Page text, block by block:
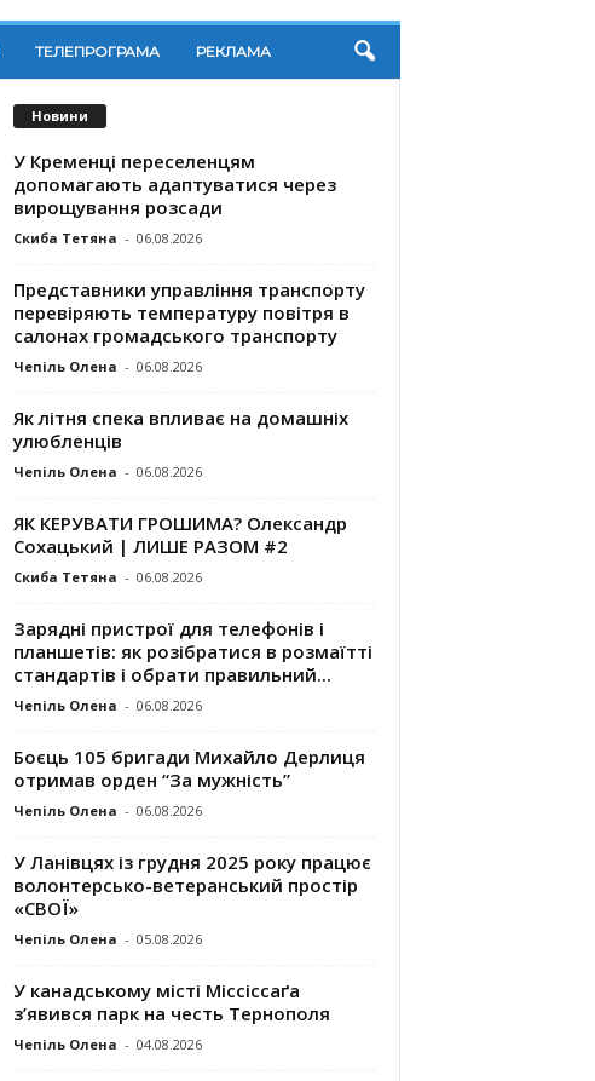
ТЕЛЕПРОГРАМА РЕКЛАМА
Новини
У Кременці переселенцям
допомагають адаптуватися через
вирощування розсади
Скиба Тетяна - 06.08.2026
Представники управління транспорту
перевіряють температуру повітря в
салонах громадського транспорту
Чепіль Олена - 06.08.2026
Як літня спека впливає на домашніх
улюбленців
Чепіль Олена - 06.08.2026
ЯК КЕРУВАТИ ГРОШИМА? Олександр
Сохацький | ЛИШЕ РАЗОМ #2
Скиба Тетяна - 06.08.2026
Зарядні пристрої для телефонів і
планшетів: як розібратися в розмаїтті
стандартів і обрати правильний...
Чепіль Олена - 06.08.2026
Боєць 105 бригади Михайло Дерлиця
отримав орден “За мужність”
Чепіль Олена - 06.08.2026
У Ланівцях із грудня 2025 року працює
волонтерсько-ветеранський простір
«СВОЇ»
Чепіль Олена - 05.08.2026
У канадському місті Міссіссаґа
з’явився парк на честь Тернополя
Чепіль Олена - 04.08.2026